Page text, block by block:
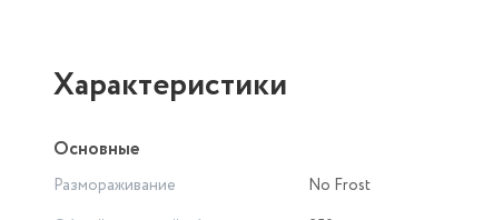
Характеристики
Основные
Размораживание
No Frost